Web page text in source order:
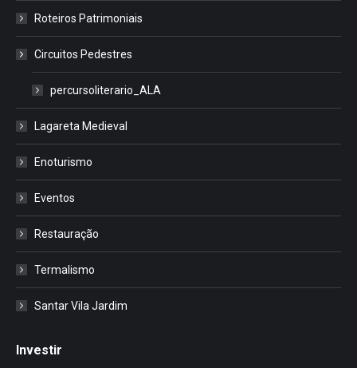
Roteiros Patrimoniais
Circuitos Pedestres
percursoliterario_ALA
Lagareta Medieval
Enoturismo
Eventos
Restauração
Termalismo
Santar Vila Jardim
Investir